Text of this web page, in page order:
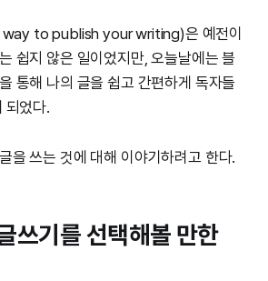
way to publish your writing)은 예전이
쉽지 않은 일이었지만, 오늘날에는 블
통해 나의 글을 쉽고 간편하게 독자들
되었다.
을 쓰는 것에 대해 이야기하려고 한다.
쓰기를 선택해볼 만한